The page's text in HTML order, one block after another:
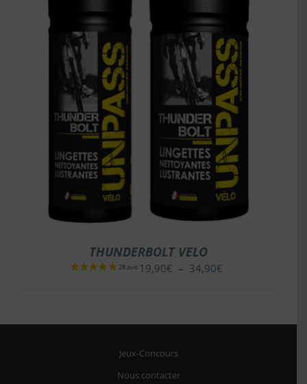
THUNDERBOLT VELO
19,90€ – 34,90€Plage
à
Jeux-Concours
Nous contacter